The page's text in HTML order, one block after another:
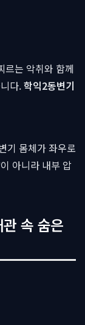
르는 악취와 함께
다.학익2동변기
기 몸체가 좌우로
아니라 내부 압
속 숨은